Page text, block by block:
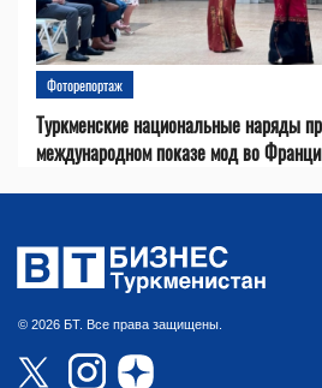
Фоторепортаж
Туркменские национальные наряды
международном показе мод во
© 2026 БТ. Все права защищены.